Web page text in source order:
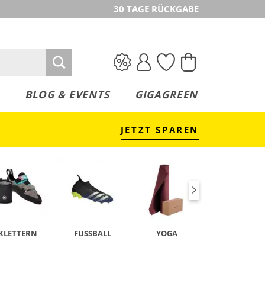
30 TAGE RÜCKGABE
BLOG & EVENTS GIGAGREEN
JETZT SPAREN
FUSSBALL YOGA